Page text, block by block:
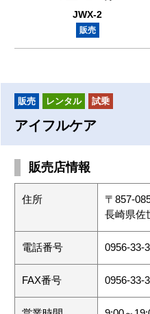
JWX-2
販売
アイフルケア
販売 レンタル 試乗
販売店情報
住所
〒857-
長崎県佐
電話番号 0956-33-
FAX番号 0956-33-